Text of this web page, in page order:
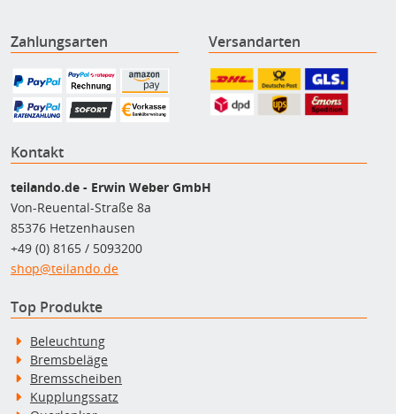
Zahlungsarten Versandarten
Kontakt
teilando.de - Erwin Weber GmbH
Von-Reuental-Straße 8a
85376 Hetzenhausen
+49 (0) 8165 / 5093200
shop@teilando.de
Top Produkte
Beleuchtung
Bremsbeläge
Bremsscheiben
Kupplungssatz